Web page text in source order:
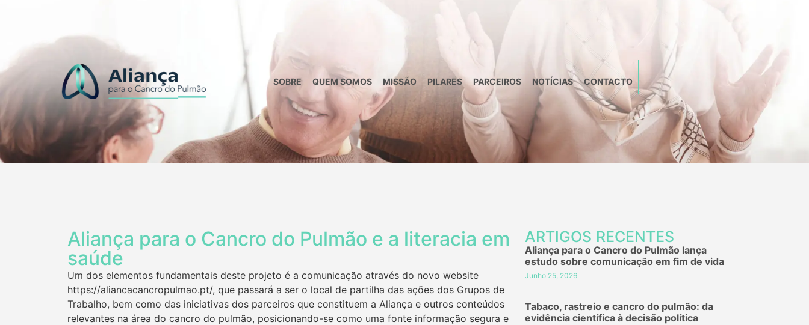
SOBRE QUEM SOMOS MISSÃO PILARES PARCEIROS NOTÍCIAS CONTACTO
Aliança para o Cancro do Pulmão e a literacia em
saúde
Um dos elementos fundamentais deste projeto é a comunicação através do novo website
https://aliancacancropulmao.pt/, que passará a ser o local de partilha das ações dos Grupos de
Trabalho, bem como das iniciativas dos parceiros que constituem a Aliança e outros conteúdos
relevantes na área do cancro do pulmão, posicionando-se como uma fonte informação segura e
ARTIGOS RECENTES
Aliança para o Cancro do Pulmão lança
estudo sobre comunicação em fim de vida
Junho 25, 2026
Tabaco, rastreio e cancro do pulmão: da
evidência científica à decisão política